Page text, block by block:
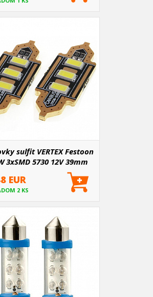
sulfit VERTEX Festoon
3xSMD 5730 12V 39mm
EUR
2 KS